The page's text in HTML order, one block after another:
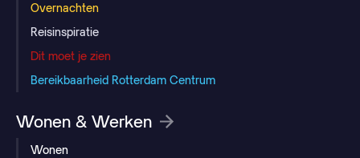
Overnachten
Reisinspiratie
Dit moet je zien
Bereikbaarheid Rotterdam Centrum
Wonen & Werken
Wonen